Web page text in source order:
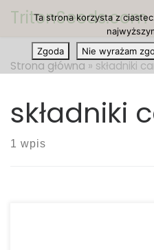
Przejdź do treści
TritonSeeds.com
Strona główna » składniki
składniki
1 wpis
Koncentraty, oleje oraz
Ta strona korzysta z
Zgoda
Nie wyrażam